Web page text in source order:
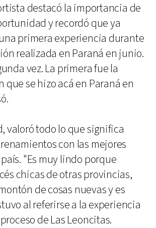
destacó la importancia de
y recordó que ya
primera experiencia durante
realizada en Paraná en junio.
vez. La primera fue la
que se hizo acá en Paraná en
valoró todo lo que significa
con las mejores
"Es muy lindo porque
chicas de otras provincias,
de cosas nuevas y es
al referirse a la experiencia
de Las Leoncitas.